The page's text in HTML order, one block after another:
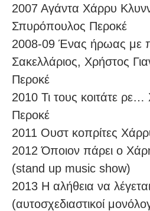
2007 Αγάντα Χάρρυ
Σπυρόπουλος Περοκέ
2008-09 Ένας ήρωας με
Σακελλάριος, Χρήστος
Περοκέ
2010 Τι τους κοιτάτε
Περοκέ
2011 Ουστ κοπρίτες
2012 Όποιον πάρει ο
(stand up music show)
2013 Η αλήθεια να
(αυτοσχεδιαστικοί